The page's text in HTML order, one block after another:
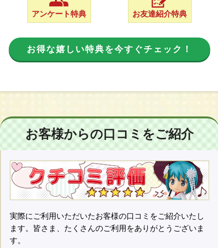
アンケート特典 お友達紹介特典
お得な嬉しい特典を今すぐチェック！
お客様からの口コミをご紹介
実際にご利用いただいたお客様の口コミをご紹介いたし
ます。皆さま、たくさんのご利用をありがとうございま
す。